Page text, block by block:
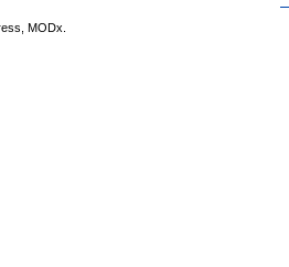
MODx.